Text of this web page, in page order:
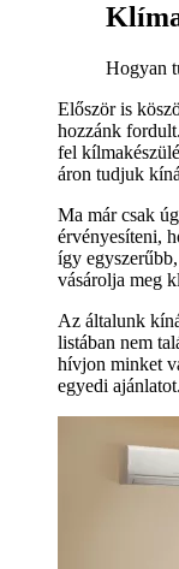
Hogyan
Először is
hozzánk
fel
áron tudjuk
Ma már csak
érvényesíteni,
így
vásárolja meg
Az általunk
listában nem
hívjon minket
egyedi ajánlatot.